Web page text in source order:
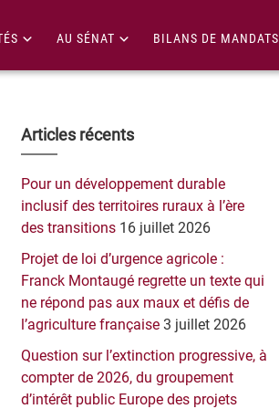
AU SÉNAT BILANS DE MANDATS
Barre
latérale
principale
Articles récents
Pour un développement durable
inclusif des territoires ruraux à l’ère
des transitions 16 juillet 2026
Projet de loi d’urgence agricole :
Franck Montaugé regrette un texte qui
ne répond pas aux maux et défis de
l’agriculture française 3 juillet 2026
Question sur l’extinction progressive, à
compter de 2026, du groupement
d’intérêt public Europe des projets